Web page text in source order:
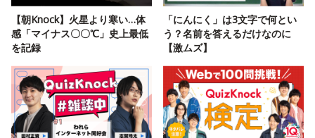
【朝Knock】火星より寒い…体
感「マイナス〇〇℃」史上最低
を記録
「にんにく」は3文字で何とい
う？名前を答えるだけなのに
【激ムズ】